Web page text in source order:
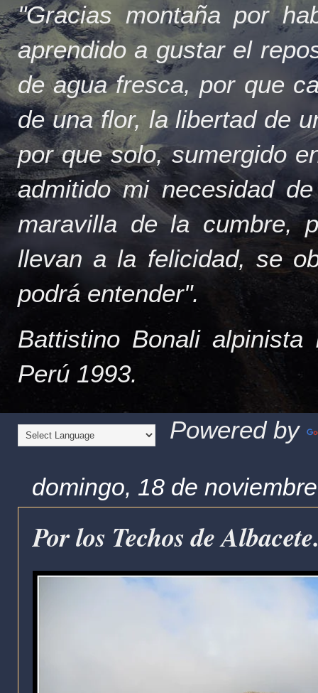
"Gracias montaña por
aprendido a gustar el
de agua fresca, por que
de una flor, la libertad de
por que solo, sumergido
admitido mi necesidad
maravilla de la cumbre,
llevan a la felicidad, se
podrá entender".
Battistino Bonali
Perú 1993.
Powered by
domingo, 18 de
Por los Techos de